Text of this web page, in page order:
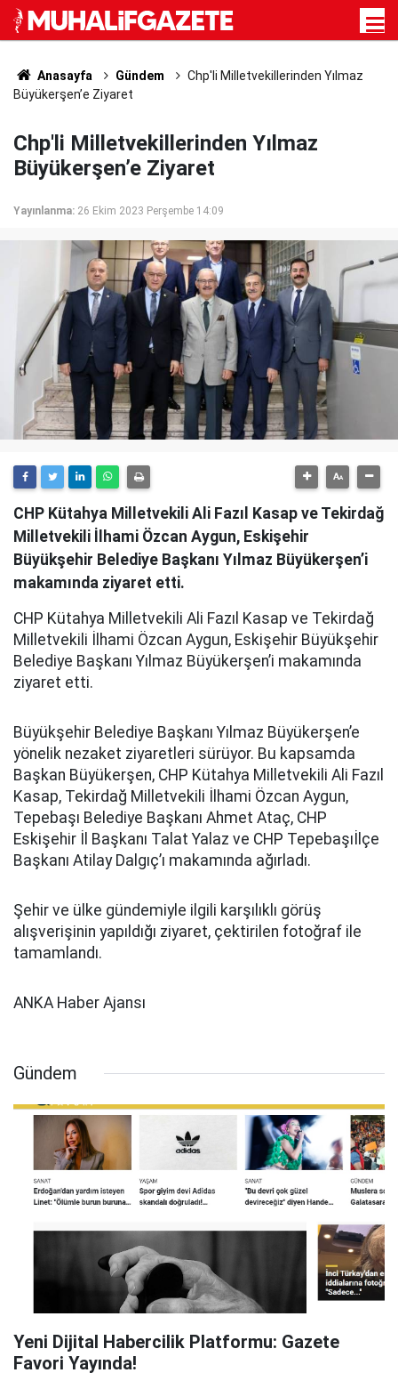
Anasayfa Gündem
Chp'li Milletvekillerinden Yılmaz
Büyükerşen’e Ziyaret
Chp'li Milletvekillerinden Yılmaz
Büyükerşen’e Ziyaret
Yayınlanma: 26 Ekim 2023 Perşembe 14:09
CHP Kütahya Milletvekili Ali Fazıl Kasap ve Tekirdağ
Milletvekili İlhami Özcan Aygun, Eskişehir
Büyükşehir Belediye Başkanı Yılmaz Büyükerşen’i
makamında ziyaret etti.
CHP Kütahya Milletvekili Ali Fazıl Kasap ve Tekirdağ
Milletvekili İlhami Özcan Aygun, Eskişehir Büyükşehir
Belediye Başkanı Yılmaz Büyükerşen’i makamında
ziyaret etti.
Büyükşehir Belediye Başkanı Yılmaz Büyükerşen’e
yönelik nezaket ziyaretleri sürüyor. Bu kapsamda
Başkan Büyükerşen, CHP Kütahya Milletvekili Ali Fazıl
Kasap, Tekirdağ Milletvekili İlhami Özcan Aygun,
Tepebaşı Belediye Başkanı Ahmet Ataç, CHP
Eskişehir İl Başkanı Talat Yalaz ve CHP Tepebaşıİlçe
Başkanı Atilay Dalgıç’ı makamında ağırladı.
Şehir ve ülke gündemiyle ilgili karşılıklı görüş
alışverişinin yapıldığı ziyaret, çektirilen fotoğraf ile
tamamlandı.
ANKA Haber Ajansı
Gündem
Yeni Dijital Habercilik Platformu: Gazete
Favori Yayında!